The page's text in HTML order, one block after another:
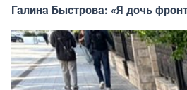
Галина Быстрова: «Я дочь